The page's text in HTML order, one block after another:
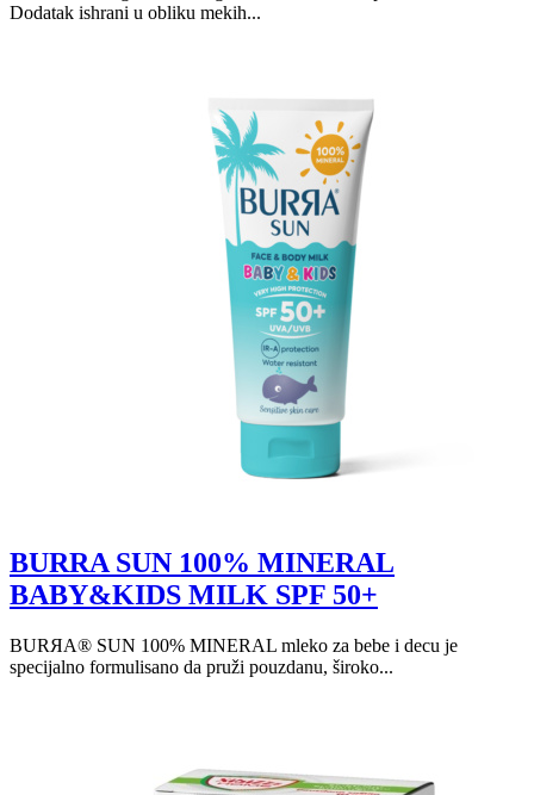
Dodatak ishrani u obliku mekih...
BURRA SUN 100% MINERAL
BABY&KIDS MILK SPF 50+
BURЯA® SUN 100% MINERAL mleko za bebe i decu je
specijalno formulisano da pruži pouzdanu, široko...